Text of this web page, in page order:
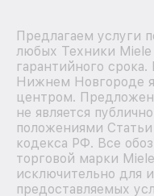
Предлагаем услуги
любых Техники Miele
гарантийного
Нижнем Новгороде
центром.
не является
положениями
кодекса РФ. Все
торговой марки
исключительно для
предоставляемых